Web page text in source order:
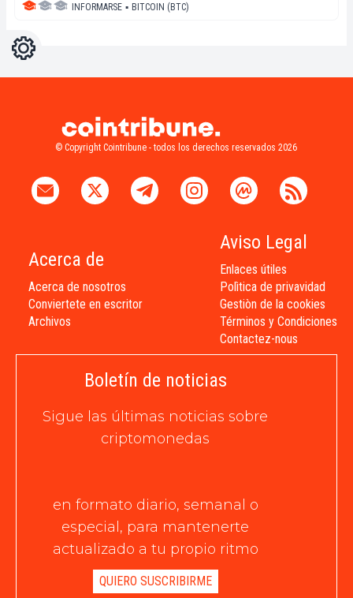
INFORMARSE ▪ BITCOIN (BTC)
Ajustes
© Copyright Cointribune - todos los derechos reservados 2026
Acerca de
Acerca de nosotros
Conviertete en escritor
Archivos
Aviso Legal
Enlaces útiles
Polìtica de privavidad
Gestiòn de la cookies
Términos y Condiciones
Contactez-nous
Boletín de noticias
Sigue las últimas noticias sobre
criptomonedas
en formato diario, semanal o
especial, para mantenerte
actualizado a tu propio ritmo
QUIERO SUSCRIBIRME